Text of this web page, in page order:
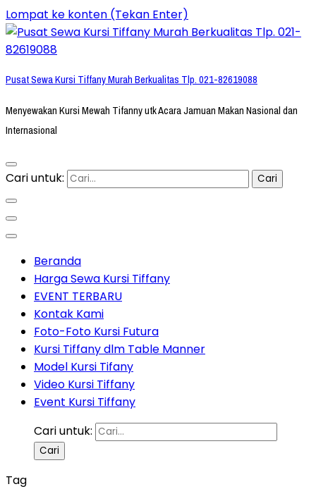
Lompat ke konten (Tekan Enter)
Pusat Sewa Kursi Tiffany Murah Berkualitas Tlp. 021-82619088
Menyewakan Kursi Mewah Tifanny utk Acara Jamuan Makan Nasional dan
Internasional
Cari untuk:
Beranda
Harga Sewa Kursi Tiffany
EVENT TERBARU
Kontak Kami
Foto-Foto Kursi Futura
Kursi Tiffany dlm Table Manner
Model Kursi Tifany
Video Kursi Tiffany
Event Kursi Tiffany
Cari untuk:
Tag